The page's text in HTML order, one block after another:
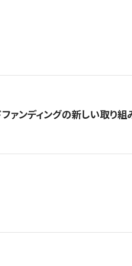
ンディングの新しい取り組